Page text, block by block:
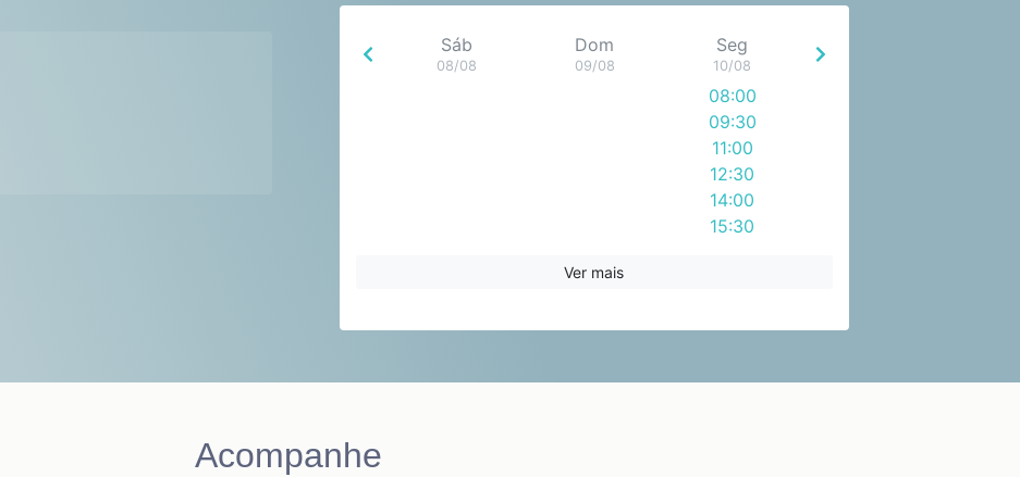
Sáb
08/08
Dom
09/08
Seg
10/08
08:00
09:30
11:00
12:30
14:00
15:30
Ver mais
Acompanhe